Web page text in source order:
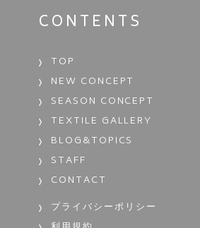
CONTENTS
TOP
NEW CONCEPT
SEASON CONCEPT
TEXTILE GALLERY
BLOG&TOPICS
STAFF
CONTACT
プライバシーポリシー